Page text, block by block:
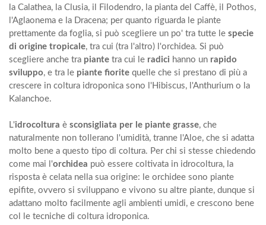
la Calathea, la Clusia, il Filodendro, la pianta del Caffè, il Pothos,
l'Aglaonema e la Dracena; per quanto riguarda le piante
prettamente da foglia, si può scegliere un po' tra tutte le specie
di origine tropicale, tra cui (tra l'altro) l'orchidea. Si può
scegliere anche tra piante tra cui le radici hanno un rapido
sviluppo, e tra le piante fiorite quelle che si prestano di più a
crescere in coltura idroponica sono l'Hibiscus, l'Anthurium o la
Kalanchoe.
L'idrocoltura è sconsigliata per le piante grasse, che
naturalmente non tollerano l'umidità, tranne l'Aloe, che si adatta
molto bene a questo tipo di coltura. Per chi si stesse chiedendo
come mai l'orchidea può essere coltivata in idrocoltura, la
risposta è celata nella sua origine: le orchidee sono piante
epifite, ovvero si sviluppano e vivono su altre piante, dunque si
adattano molto facilmente agli ambienti umidi, e crescono bene
col le tecniche di coltura idroponica.